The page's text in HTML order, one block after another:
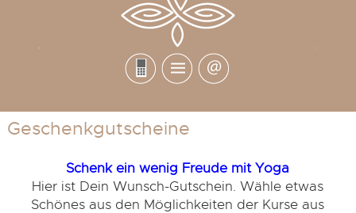
Geschenkgutscheine
Schenk ein wenig Freude mit Yoga
Hier ist Dein Wunsch-Gutschein. Wähle etwas
Schönes aus den Möglichkeiten der Kurse aus